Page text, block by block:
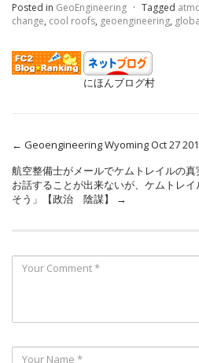
Posted in GeoEngineering · Tagged
change, cool roofs, geoengineering,
にほんブログ村
← Geoengineering Wyoming Oct 27
航空整備士がメールでケムトレイルの
お話することが出来ないが、ケムトレ
そう」【政治 陰謀】
→